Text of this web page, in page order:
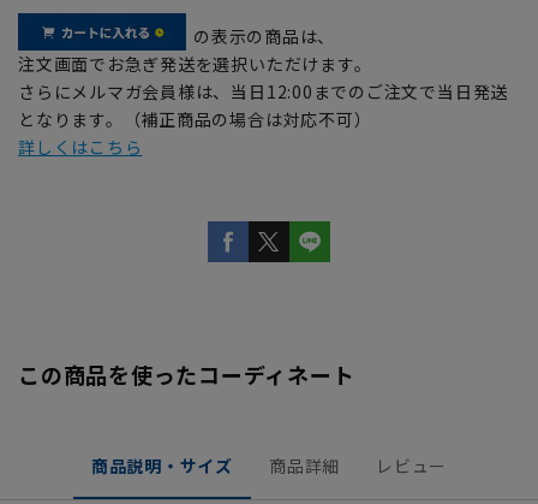
の表示の商品は、
注文画面でお急ぎ発送を選択いただけます。
さらにメルマガ会員様は、当日12:00までのご注文で当日発送
となります。（補正商品の場合は対応不可）
詳しくはこちら
この商品を使ったコーディネート
商品説明・サイズ 商品詳細 レビュー